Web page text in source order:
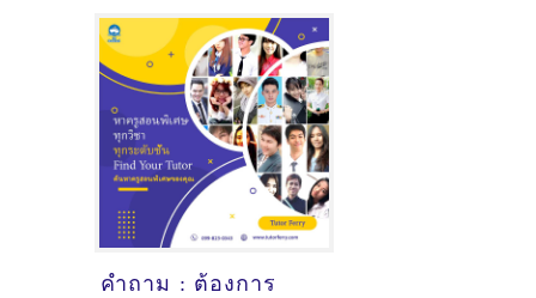
- ดูคำแนะนำครูสอน
พิเศษที่นี่
คำถาม : ต้องการ